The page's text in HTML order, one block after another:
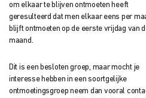
om elkaar te blijven ontmoeten heeft
geresulteerd dat men elkaar eens per
blijft ontmoeten op de eerste vrijdag van
maand.
Dit is een besloten groep, maar mocht je
interesse hebben in een soortgelijke
ontmoetingsgroep neem dan vooral